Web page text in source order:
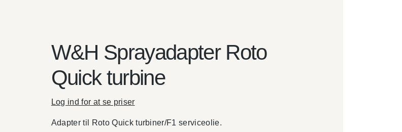
W&H Sprayadapter Roto
Quick turbine
Log ind for at se priser
Adapter til Roto Quick turbiner/F1 serviceolie.